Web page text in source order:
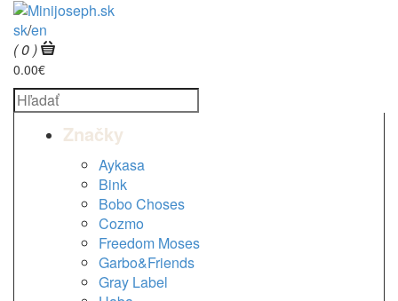
sk/en
( 0 )
0.00€
Značky
Aykasa
Bink
Bobo Choses
Cozmo
Freedom Moses
Garbo&Friends
Gray Label